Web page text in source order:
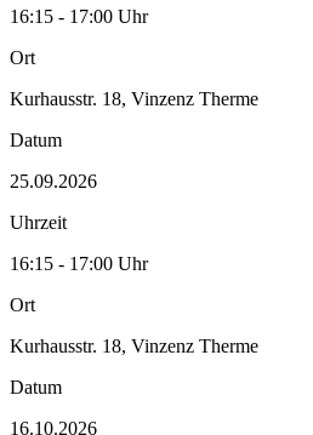
16:15 - 17:00 Uhr
Ort
Kurhausstr. 18, Vinzenz Therme
Datum
25.09.2026
Uhrzeit
16:15 - 17:00 Uhr
Ort
Kurhausstr. 18, Vinzenz Therme
Datum
16.10.2026